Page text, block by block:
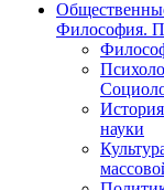
Философия.
науки